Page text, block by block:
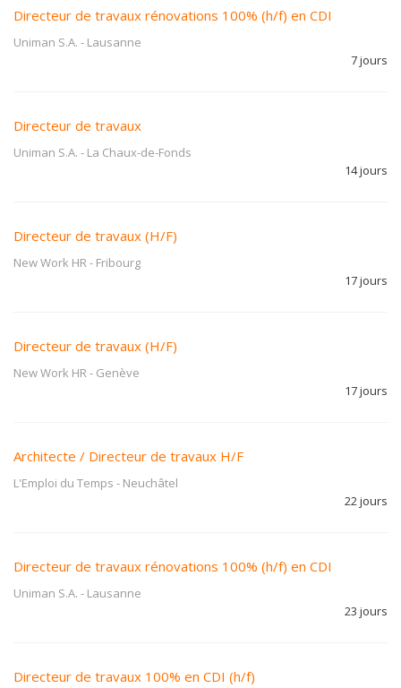
Directeur de travaux rénovations 100% (h/f) en CDI
Uniman S.A. - Lausanne
7 jours
Directeur de travaux
Uniman S.A. - La Chaux-de-Fonds
14 jours
Directeur de travaux (H/F)
New Work HR- Fribourg
17 jours
Directeur de travaux (H/F)
New Work HR- Genève
17 jours
Architecte / Directeur de travaux H/F
L'Emploi du Temps - Neuchâtel
22 jours
Directeur de travaux rénovations 100% (h/f) en CDI
Uniman S.A. - Lausanne
23 jours
Directeur de travaux 100% en CDI (h/f)